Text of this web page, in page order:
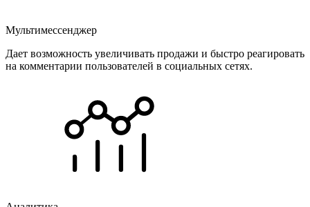
Мультимессенджер
Дает возможность увеличивать продажи и быстро реагировать
на комментарии пользователей в социальных сетях.